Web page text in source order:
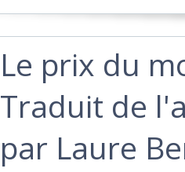
‎Le prix du
Traduit de
par Laure